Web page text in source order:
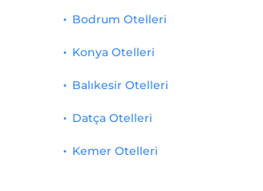
Bodrum Otelleri
Konya Otelleri
Balıkesir Otelleri
Datça Otelleri
Kemer Otelleri